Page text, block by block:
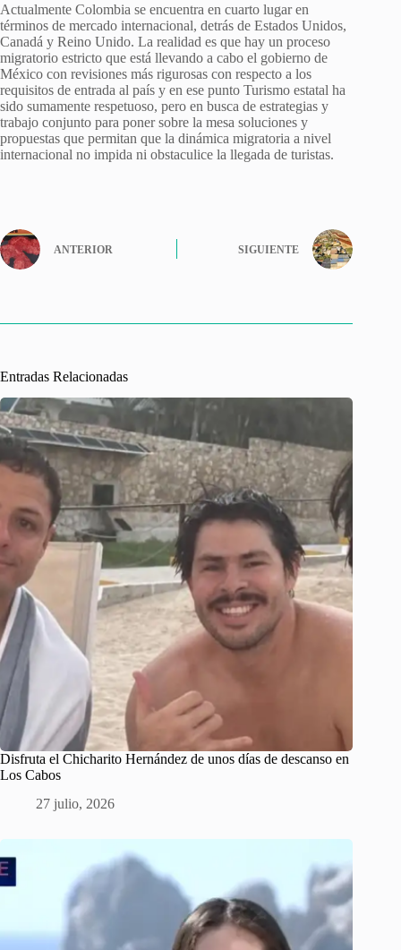
Actualmente Colombia se encuentra en cuarto lugar en
términos de mercado internacional, detrás de Estados Unidos,
Canadá y Reino Unido. La realidad es que hay un proceso
migratorio estricto que está llevando a cabo el gobierno de
México con revisiones más rigurosas con respecto a los
requisitos de entrada al país y en ese punto Turismo estatal ha
sido sumamente respetuoso, pero en busca de estrategias y
trabajo conjunto para poner sobre la mesa soluciones y
propuestas que permitan que la dinámica migratoria a nivel
internacional no impida ni obstaculice la llegada de turistas.
ANTERIOR SIGUIENTE
Entradas Relacionadas
Disfruta el Chicharito Hernández de unos días de descanso en
Los Cabos
27 julio, 2026